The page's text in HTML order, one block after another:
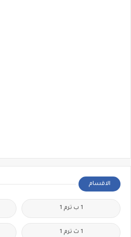
الاقسام
1 ب ترم 1
1 ث ترم 1